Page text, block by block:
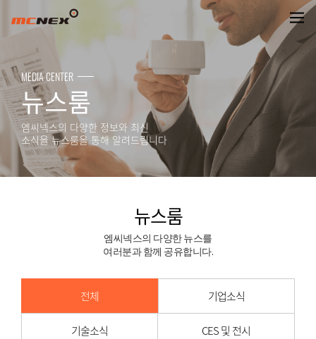
뉴스룸
MEDIA CENTER
뉴스룸
엠씨넥스의 다양한 정보와 최신
소식을 뉴스룸을 통해 알려드립니다
뉴스룸
엠씨넥스의 다양한 뉴스를
여러분과 함께 공유합니다.
전체 기업소식
기술소식 CES 및 전시